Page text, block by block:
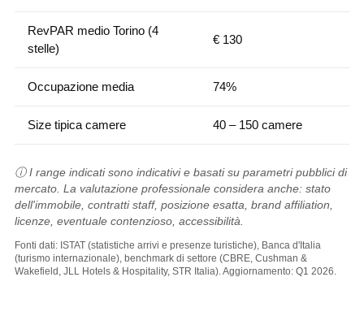
RevPAR medio Torino (4
stelle)
€ 130
Occupazione media 74%
Size tipica camere 40 – 150 camere
ⓘ I range indicati sono indicativi e basati su parametri pubblici di
mercato. La valutazione professionale considera anche: stato
dell'immobile, contratti staff, posizione esatta, brand affiliation,
licenze, eventuale contenzioso, accessibilità.
Fonti dati: ISTAT (statistiche arrivi e presenze turistiche), Banca d'Italia
(turismo internazionale), benchmark di settore (CBRE, Cushman &
Wakefield, JLL Hotels & Hospitality, STR Italia). Aggiornamento: Q1 2026.